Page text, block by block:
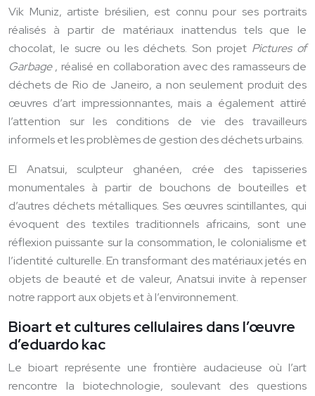
Vik Muniz, artiste brésilien, est connu pour ses portraits
réalisés à partir de matériaux inattendus tels que le
chocolat, le sucre ou les déchets. Son projet Pictures of
Garbage, réalisé en collaboration avec des ramasseurs de
déchets de Rio de Janeiro, a non seulement produit des
œuvres d’art impressionnantes, mais a également attiré
l’attention sur les conditions de vie des travailleurs
informels et les problèmes de gestion des déchets urbains.
El Anatsui, sculpteur ghanéen, crée des tapisseries
monumentales à partir de bouchons de bouteilles et
d’autres déchets métalliques. Ses œuvres scintillantes, qui
évoquent des textiles traditionnels africains, sont une
réflexion puissante sur la consommation, le colonialisme et
l’identité culturelle. En transformant des matériaux jetés en
objets de beauté et de valeur, Anatsui invite à repenser
notre rapport aux objets et à l’environnement.
Bioart et cultures cellulaires dans l’œuvre
d’eduardo kac
Le bioart représente une frontière audacieuse où l’art
rencontre la biotechnologie, soulevant des questions